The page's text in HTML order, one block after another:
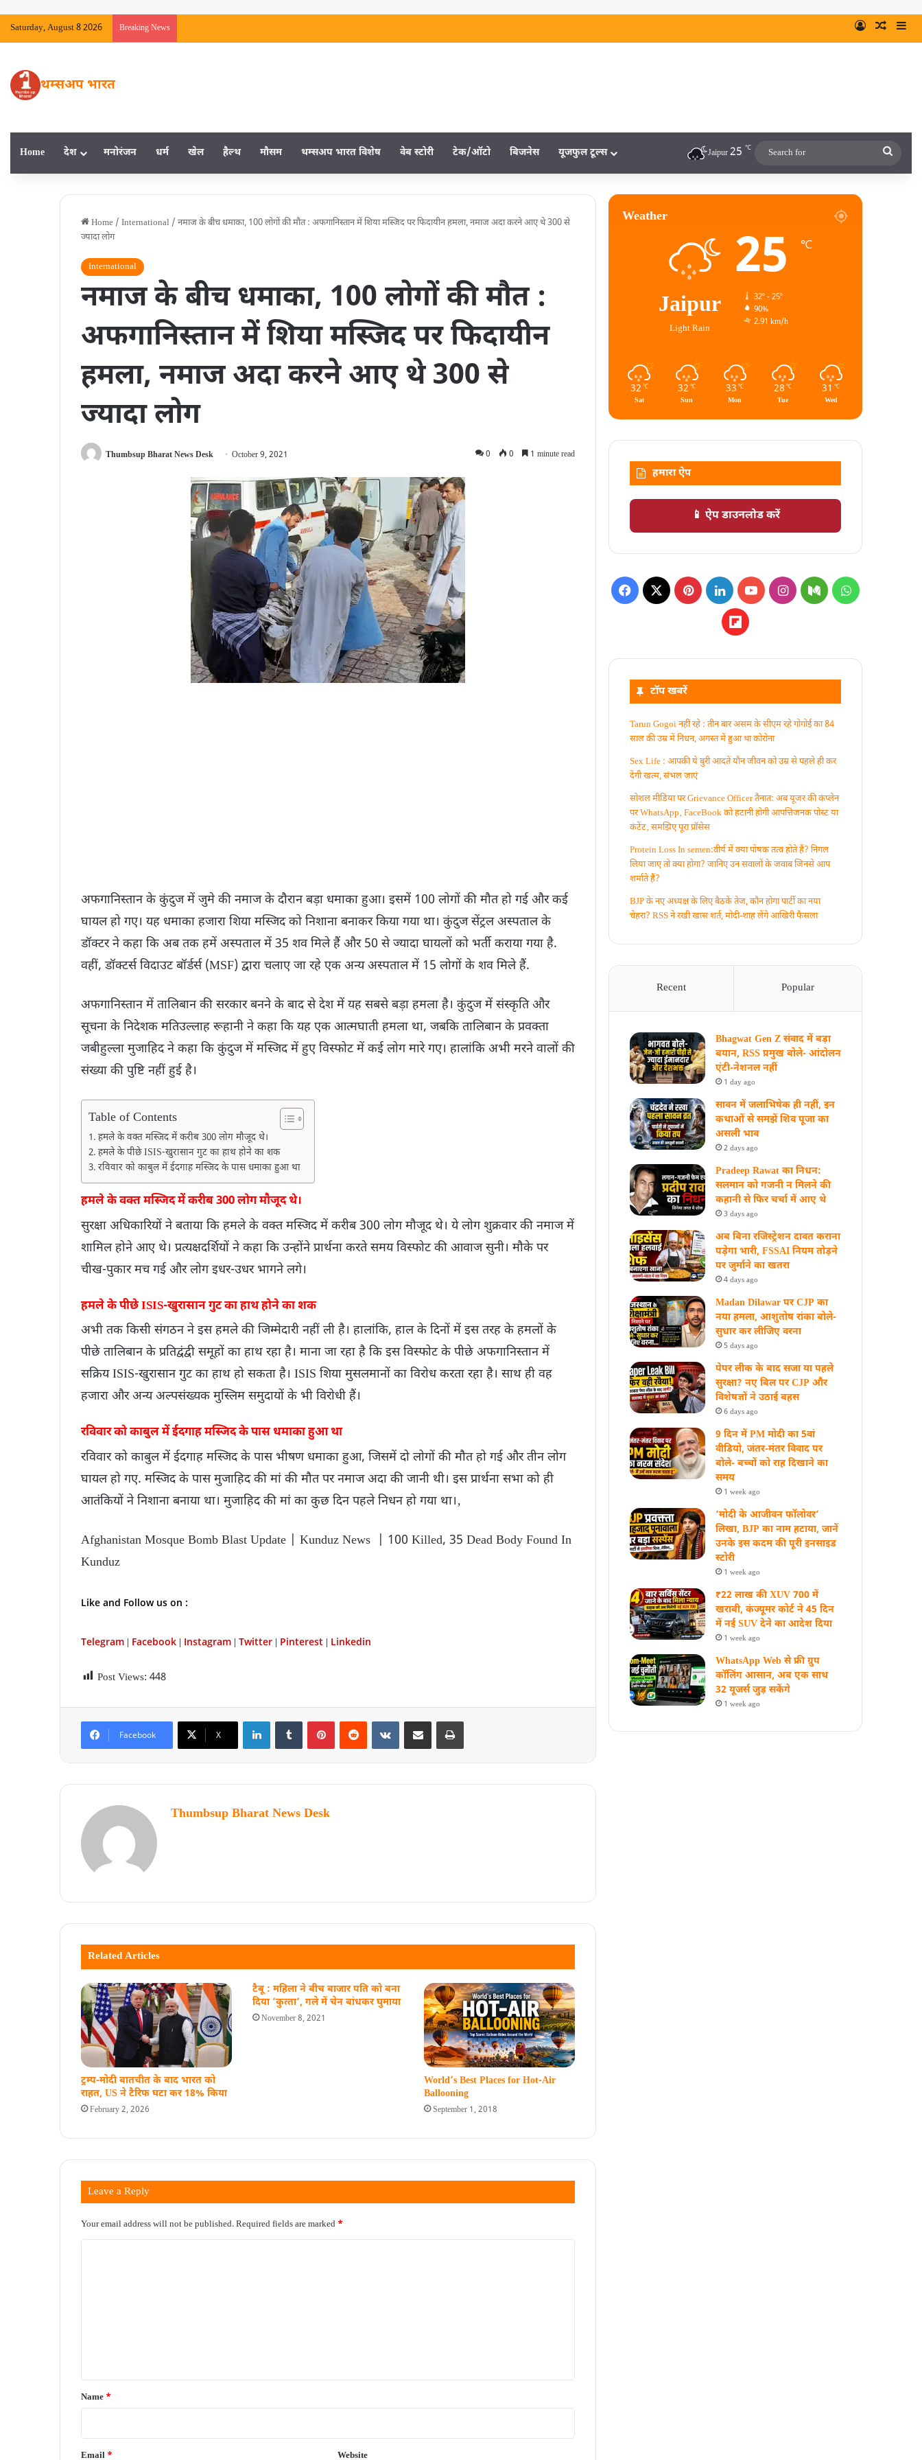
Saturday, August 8 2026 Breaking News
थम्सअप भारत
Home देश मनाेरंजन धर्म खेल हैल्‍थ मौसम थम्‍सअप भारत विशेष वेब स्‍टोरी टेक/ऑटो बिजनेस यूजफुल टूल्‍स Jaipur25 ℃
Home / International / नमाज के बीच धमाका, 100 लोगों की मौत : अफगानिस्तान में शिया मस्जिद पर फिदायीन हमला, नमाज अदा करने आए थे 300 से
ज्यादा लोग
International
नमाज के बीच धमाका, 100 लोगों की मौत :
अफगानिस्तान में शिया मस्जिद पर फिदायीन
हमला, नमाज अदा करने आए थे 300 से
ज्यादा लोग
Thumbsup Bharat News Desk October 9, 2021 0 0 1 minute read
अफगानिस्तान के कुंदुज में जुमे की नमाज के दौरान बड़ा धमाका हुआ। इसमें 100 लोगों की मौत हो गई और कई
घायल हो गए। यह धमाका हजारा शिया मस्जिद को निशाना बनाकर किया गया था। कुंदुज सेंट्रल अस्पताल के
डॉक्टर ने कहा कि अब तक हमें अस्पताल में 35 शव मिले हैं और 50 से ज्यादा घायलों को भर्ती कराया गया है.
वहीं, डॉक्टर्स विदाउट बॉर्डर्स (MSF) द्वारा चलाए जा रहे एक अन्य अस्पताल में 15 लोगों के शव मिले हैं.
अफगानिस्तान में तालिबान की सरकार बनने के बाद से देश में यह सबसे बड़ा हमला है। कुंदुज में संस्कृति और
सूचना के निदेशक मतिउल्लाह रूहानी ने कहा कि यह एक आत्मघाती हमला था, जबकि तालिबान के प्रवक्ता
जबीहुल्ला मुजाहिद ने कहा कि कुंदुज में मस्जिद में हुए विस्फोट में कई लोग मारे गए। हालांकि अभी मरने वालों की
संख्या की पुष्टि नहीं हुई है।
Table of Contents
हमले के वक्त मस्जिद में करीब 300 लोग मौजूद थे।
हमले के पीछे ISIS-खुरासान गुट का हाथ होने का शक
रविवार को काबुल में ईदगाह मस्जिद के पास धमाका हुआ था
हमले के वक्त मस्जिद में करीब 300 लोग मौजूद थे।
सुरक्षा अधिकारियों ने बताया कि हमले के वक्त मस्जिद में करीब 300 लोग मौजूद थे। ये लोग शुक्रवार की नमाज में
शामिल होने आए थे। प्रत्यक्षदर्शियों ने कहा कि उन्होंने प्रार्थना करते समय विस्फोट की आवाज सुनी। मौके पर
चीख-पुकार मच गई और लोग इधर-उधर भागने लगे।
हमले के पीछे ISIS-खुरासान गुट का हाथ होने का शक
अभी तक किसी संगठन ने इस हमले की जिम्मेदारी नहीं ली है। हालांकि, हाल के दिनों में इस तरह के हमलों के
पीछे तालिबान के प्रतिद्वंद्वी समूहों का हाथ रहा है। माना जा रहा है कि इस विस्फोट के पीछे अफगानिस्तान में
सक्रिय ISIS-खुरासान गुट का हाथ हो सकता है। ISIS शिया मुसलमानों का विरोध करता रहा है। साथ ही वह
हजारा और अन्य अल्पसंख्यक मुस्लिम समुदायों के भी विरोधी हैं।
रविवार को काबुल में ईदगाह मस्जिद के पास धमाका हुआ था
रविवार को काबुल में ईदगाह मस्जिद के पास भीषण धमाका हुआ, जिसमें दो लोगों की मौत हो गई और तीन लोग
घायल हो गए. मस्जिद के पास मुजाहिद की मां की मौत पर नमाज अदा की जानी थी। इस प्रार्थना सभा को ही
आतंकियों ने निशाना बनाया था। मुजाहिद की मां का कुछ दिन पहले निधन हो गया था।‚
Afghanistan Mosque Bomb Blast Update | Kunduz News | 100 Killed, 35 Dead Body Found In
Kunduz
Like and Follow us on :
Telegram | Facebook | Instagram | Twitter | Pinterest | Linkedin
Post Views: 448
Facebook X
Thumbsup Bharat News Desk
Related Articles
ट्रम्प-मोदी बातचीत के बाद भारत को
राहत, US ने टैरिफ घटा कर 18% किया
February 2, 2026
टैबू : महिला ने बीच बाजार पति को बना
दिया ‘कुत्‍ता’, गले में चेन बांधकर घुमाया
November 8, 2021
World’s Best Places for Hot-Air
Ballooning
September 1, 2018
Leave a Reply
Your email address will not be published.Required fields are marked *
*
Name *
Email * Website
Weather
Jaipur
Light Rain
25 ℃
32º - 25º
90%
2.91 km/h
32 ℃
Sat
32 ℃
Sun
33 ℃
Mon
28 ℃
Tue
31 ℃
Wed
हमारा ऐप
📱 ऐप डाउनलोड करें
टॉप खबरें
Tarun Gogoi नहीं रहे : तीन बार असम के सीएम रहे गोगोई का 84
साल की उम्र में निधन, अगस्त में हुआ था कोरोना
Sex Life : आपकी ये बुरी आदतें याैन जीवन को उम्र से पहले ही कर
देंगी खत्म, संभल जाएं
सोशल मीडिया पर Grievance Officer तैनात: अब यूजर की कंप्लेन
पर WhatsApp‚ FaceBook को हटानी होगी आपत्तिजनक पोस्ट या
कंटेंट‚ समझिए पूरा प्रॉसेस
Protein Loss In semen:वीर्य में क्या पोषक तत्व होते हैं? निगल
लिया जाए तो क्या होगा? जानिए उन सवालों के जवाब जिनसे आप
शर्माते हैं?
BJP के नए अध्यक्ष के लिए बैठकें तेज, कौन होगा पार्टी का नया
चेहरा? RSS ने रखी खास शर्त, मोदी-शाह लेंगे आखिरी फैसला
Recent Popular
Bhagwat Gen Z संवाद में बड़ा
बयान, RSS प्रमुख बोले- आंदोलन
एंटी-नेशनल नहीं
1 day ago
सावन में जलाभिषेक ही नहीं, इन
कथाओं से समझें शिव पूजा का
असली भाव
2 days ago
Pradeep Rawat का निधन:
सलमान को गजनी न मिलने की
कहानी से फिर चर्चा में आए थे
3 days ago
अब बिना रजिस्ट्रेशन दावत कराना
पड़ेगा भारी, FSSAI नियम तोड़ने
पर जुर्माने का खतरा
4 days ago
Madan Dilawar पर CJP का
नया हमला, आशुतोष रांका बोले-
सुधार कर लीजिए वरना
5 days ago
पेपर लीक के बाद सजा या पहले
सुरक्षा? नए बिल पर CJP और
विशेषज्ञों ने उठाई बहस
6 days ago
9 दिन में PM मोदी का 5वां
वीडियो, जंतर-मंतर विवाद पर
बोले- बच्चों को राह दिखाने का
समय
1 week ago
‘मोदी के आजीवन फॉलोवर’
लिखा, BJP का नाम हटाया, जानें
उनके इस कदम की पूरी इनसाइड
स्‍टोरी
1 week ago
₹22 लाख की XUV 700 में
खराबी, कंज्यूमर कोर्ट ने 45 दिन
में नई SUV देने का आदेश दिया
1 week ago
WhatsApp Web से फ्री ग्रुप
कॉलिंग आसान, अब एक साथ
32 यूजर्स जुड़ सकेंगे
1 week ago